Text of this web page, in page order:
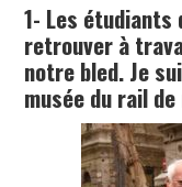
1- Les étudiants
retrouver à
notre bled. Je
musée du rail